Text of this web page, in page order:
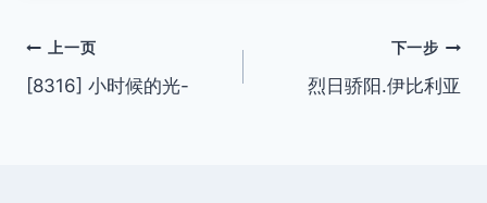
文
章
上一页
[8316] 小时候的光-
下一步
烈日骄阳.伊比利亚